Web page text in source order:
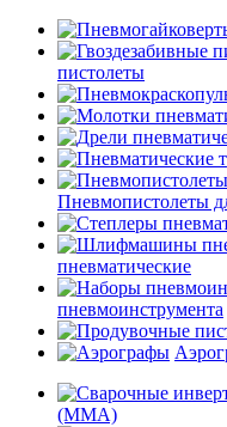
пистолеты
Пневмопистолеты
пневматические
пневмоинструмента
(MMA)